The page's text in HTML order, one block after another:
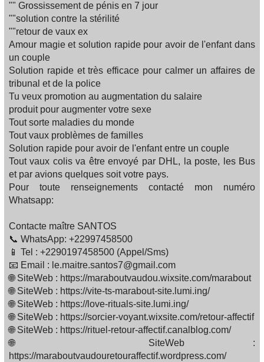
"" Grossissement de pénis en 7 jour
""solution contre la stérilité
""retour de vaux ex
Amour magie et solution rapide pour avoir de l'enfant dans
un couple
Solution rapide et très efficace pour calmer un affaires de
tribunal et de la police
Tu veux promotion au augmentation du salaire
produit pour augmenter votre sexe
Tout sorte maladies du monde
Tout vaux problèmes de familles‍‍‍
Solution rapide pour avoir de l'enfant entre un couple
Tout vaux colis va être envoyé par DHL, la poste, les Bus
et par avions quelques soit votre pays.
Pour toute renseignements contacté mon numéro
Whatsapp:
Contacte maître SANTOS
📞 WhatsApp: +22997458500
📱 Tel : +2290197458500 (Appel/Sms)
📧 Email : le.maitre.santos7@gmail.com
🌐 SiteWeb : https://maraboutvaudou.wixsite.com/marabout
🌐 SiteWeb : https://vite-ts-marabout-site.lumi.ing/
🌐 SiteWeb : https://love-rituals-site.lumi.ing/
🌐 SiteWeb : https://sorcier-voyant.wixsite.com/retour-affectif
🌐 SiteWeb : https://rituel-retour-affectif.canalblog.com/
🌐 SiteWeb :
https://maraboutvaudouretouraffectif.wordpress.com/